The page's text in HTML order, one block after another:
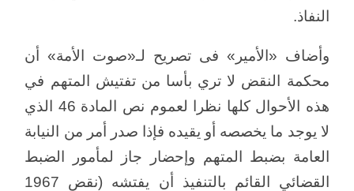
النفاذ.
وأضاف «الأمير» فى تصريح لـ«صوت الأمة» أن
محكمة النقض لا تري بأسا من تفتيش المتهم في
هذه الأحوال كلها نظرا لعموم نص المادة 46 الذي
لا يوجد ما يخصصه أو يقيده فإذا صدر أمر من النيابة
العامة بضبط المتهم وإحضار جاز لمأمور الضبط
القضائي القائم بالتنفيذ أن يفتشه (نقض 1967